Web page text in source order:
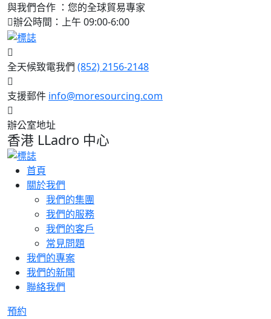
與我們合作 ：您的全球貿易專家
辦公時間：上午 09:00-6:00
全天候致電我們 (852) 2156-2148
支援郵件 info@moresourcing.com
辦公室地址
香港 LLadro 中心
首頁
關於我們
我們的集團
我們的服務
我們的客戶
常見問題
我們的專案
我們的新聞
聯絡我們
預約